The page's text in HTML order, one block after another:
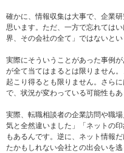
確かに、情報収集は大事で、企業
思います。ただ、一方で忘れては
界、その会社の全て」ではないとい
実際にそういうことがあった事例
が全て当てはまるとは限りません
起こり得るとも限りません。さら
で、状況が変わっている可能性もあ
実際、転職相談者の企業訪問や職
気と全然違いました」「ネットの
もあるんです。逆に、ネット情報
たかもしれない会社との出会いを